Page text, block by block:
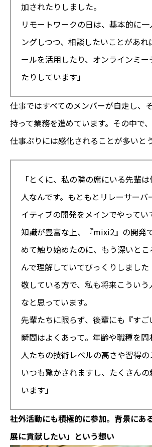
加されたりしました。
リモートワークの日は、基本的に一
ングしつつ、相談したいことがあれ
ールを活用したり、オンラインミー
たりしています」
仕事ではすべてのメンバーが自走し、
持って業務を進めています。その中で
仕事ぶりには感化されることが多いと
「とくに、私の隣の席にいる先輩
人なんです。もともとリレーサーバ
イティブの開発をメインでやってい
知識が豊富な上、『mixi2』の開発
めて触り始めたのに、もう深いと
んで理解していてびっくりしまし
敬している方で、私も将来こういう
なと思っています。
先輩たちに限らず、後輩にも『すご
瞬間はよくあって。年齢や職種を問
人たちの技術レベルの高さや習得
いつも驚かされますし、たくさん
います」
社外活動にも積極的に参加。背景にあ
展に貢献したい」という想い